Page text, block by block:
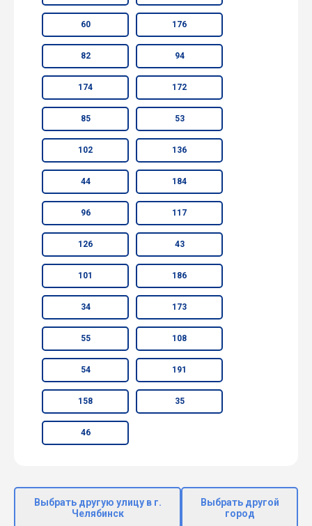
60 176
82 94
174 172
85 53
102 136
44 184
96 117
126 43
101 186
34 173
55 108
54 191
158 35
46
Выбрать другую улицу в г.
Челябинск
Выбрать другой
город